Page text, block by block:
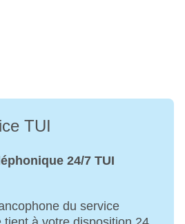
TUI
24/7 TUI
du service